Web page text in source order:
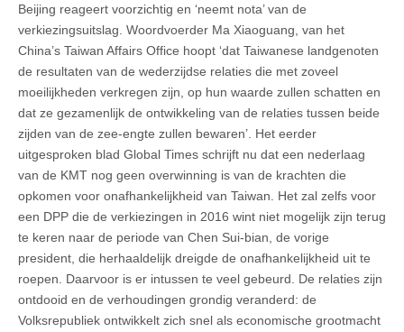
Beijing reageert voorzichtig en ‘neemt nota’ van de
verkiezingsuitslag. Woordvoerder Ma Xiaoguang, van het
China’s Taiwan Affairs Office hoopt ‘dat Taiwanese landgenoten
de resultaten van de wederzijdse relaties die met zoveel
moeilijkheden verkregen zijn, op hun waarde zullen schatten en
dat ze gezamenlijk de ontwikkeling van de relaties tussen beide
zijden van de zee-engte zullen bewaren’. Het eerder
uitgesproken blad Global Times schrijft nu dat een nederlaag
van de KMT nog geen overwinning is van de krachten die
opkomen voor onafhankelijkheid van Taiwan. Het zal zelfs voor
een DPP die de verkiezingen in 2016 wint niet mogelijk zijn terug
te keren naar de periode van Chen Sui-bian, de vorige
president, die herhaaldelijk dreigde de onafhankelijkheid uit te
roepen. Daarvoor is er intussen te veel gebeurd. De relaties zijn
ontdooid en de verhoudingen grondig veranderd: de
Volksrepubliek ontwikkelt zich snel als economische grootmacht